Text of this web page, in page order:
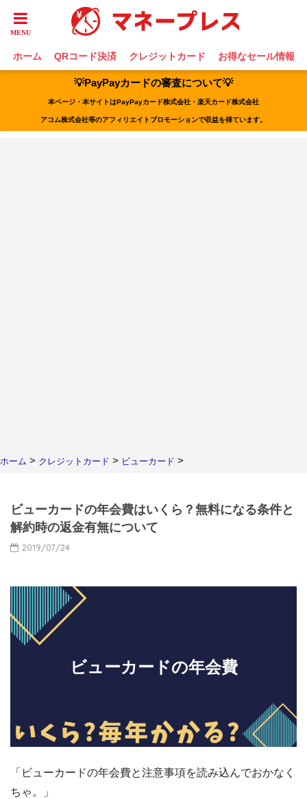
ホーム QRコード決済 クレジットカード お得なセール情報
💡PayPayカードの審査について💡
本ページ・本サイトはPayPayカード株式会社・楽天カード株式会社
アコム株式会社等のアフィリエイトプロモーションで収益を得ています。
ホーム > クレジットカード > ビューカード >
ビューカードの年会費はいくら？無料になる条件と
解約時の返金有無について
2019/07/24
ビューカードの年会費
「ビューカードの年会費と注意事項を読み込んでおかなく
ちゃ。」